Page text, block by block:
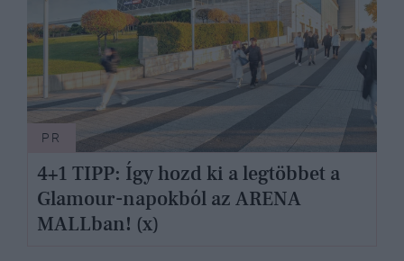
PR
4+1 TIPP: Így hozd ki a legtöbbet a
Glamour-napokból az ARENA
MALLban! (x)